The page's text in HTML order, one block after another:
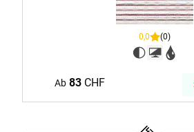
0,0 (0)
Ab 83CHF